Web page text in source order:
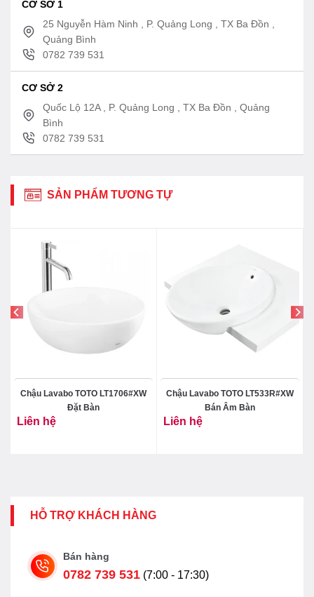
CƠ SỞ 1
25 Nguyễn Hàm Ninh , P. Quảng Long , TX Ba Đồn ,
Quảng Bình
0782 739 531
CƠ SỞ 2
Quốc Lộ 12A , P. Quảng Long , TX Ba Đồn , Quảng
Bình
0782 739 531
SẢN PHẨM TƯƠNG TỰ
Chậu Lavabo TOTO LT1706#XW
Đặt Bàn
Liên hệ
Chậu Lavabo TOTO LT533R#XW
Bán Âm Bàn
Liên hệ
HỖ TRỢ KHÁCH HÀNG
Bán hàng
0782 739 531 (7:00 - 17:30)